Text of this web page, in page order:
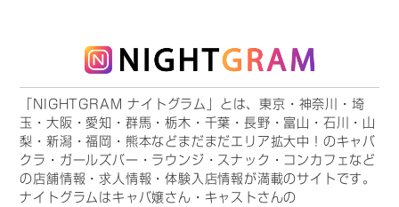
「NIGHTGRAM ナイトグラム」とは、東京・神奈川・埼
玉・大阪・愛知・群馬・栃木・千葉・長野・富山・石川・山
梨・新潟・福岡・熊本などまだまだエリア拡大中！のキャバ
クラ・ガールズバー・ラウンジ・スナック・コンカフェなど
の店舗情報・求人情報・体験入店情報が満載のサイトです。
ナイトグラムはキャバ嬢さん・キャストさんの